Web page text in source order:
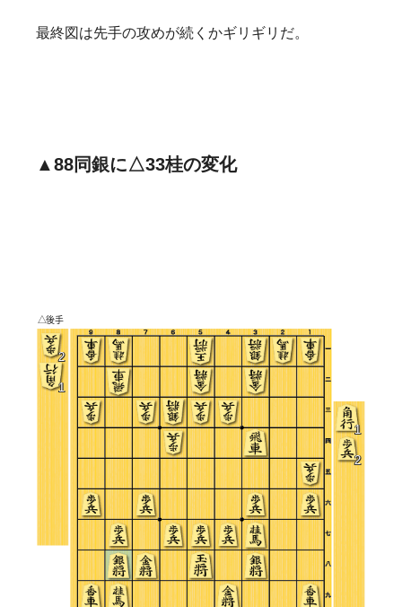
最終図は先手の攻めが続くかギリギリだ。
▲88同銀に△33桂の変化